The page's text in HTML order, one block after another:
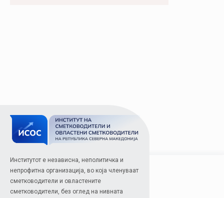
Институтот е независна, неполитичка и
непрофитна организација, во која членуваат
сметководители и овластените
сметководители, без оглед на нивната